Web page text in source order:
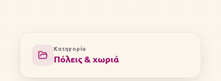
Κατηγορία
Πόλεις & χωριά